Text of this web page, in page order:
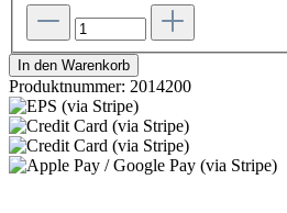
In den Warenkorb
Produktnummer: 2014200